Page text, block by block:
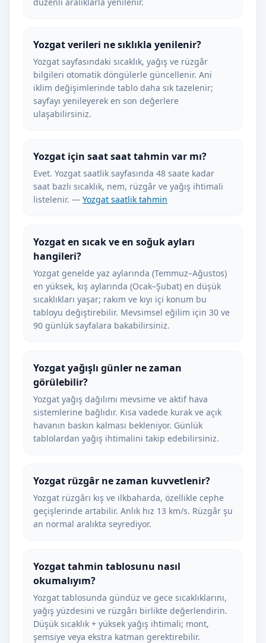
Yozgat verileri ne sıklıkla yenilenir?
Yozgat sayfasındaki sıcaklık, yağış ve rüzgâr
bilgileri otomatik döngülerle güncellenir. Ani
iklim değişimlerinde tablo daha sık tazelenir;
sayfayı yenileyerek en son değerlere
ulaşabilirsiniz.
Yozgat için saat saat tahmin var mı?
Evet. Yozgat saatlik sayfasında 48 saate kadar
saat bazlı sıcaklık, nem, rüzgâr ve yağış ihtimali
listelenir. — Yozgat saatlik tahmin
Yozgat en sıcak ve en soğuk ayları
hangileri?
Yozgat genelde yaz aylarında (Temmuz–Ağustos)
en yüksek, kış aylarında (Ocak–Şubat) en düşük
sıcaklıkları yaşar; rakım ve kıyı içi konum bu
tabloyu değiştirebilir. Mevsimsel eğilim için 30 ve
90 günlük sayfalara bakabilirsiniz.
Yozgat yağışlı günler ne zaman
görülebilir?
Yozgat yağış dağılımı mevsime ve aktif hava
sistemlerine bağlıdır. Kısa vadede kurak ve açık
havanın baskın kalması bekleniyor. Günlük
tablolardan yağış ihtimalini takip edebilirsiniz.
Yozgat rüzgâr ne zaman kuvvetlenir?
Yozgat rüzgârı kış ve ilkbaharda, özellikle cephe
geçişlerinde artabilir. Anlık hız 13 km/s. Rüzgâr şu
an normal aralıkta seyrediyor.
Yozgat tahmin tablosunu nasıl
okumalıyım?
Yozgat tablosunda gündüz ve gece sıcaklıklarını,
yağış yüzdesini ve rüzgârı birlikte değerlendirin.
Düşük sıcaklık + yüksek yağış ihtimali; mont,
şemsiye veya ekstra katman gerektirebilir.